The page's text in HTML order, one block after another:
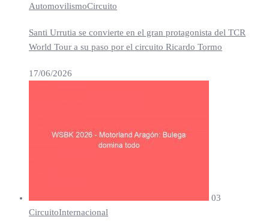
AutomovilismoCircuito
Santi Urrutia se convierte en el gran protagonista del TCR
World Tour a su paso por el circuito Ricardo Tormo
17/06/2026
03
CircuitoInternacional